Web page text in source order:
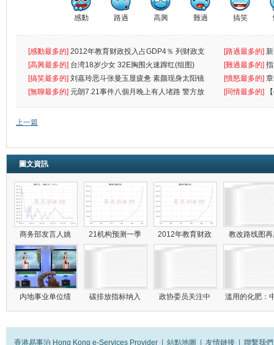
感動 路過 高興 難過 搞笑
[感動最多的] 2012年教育财政投入占GDP4％ 列财政支
出首位
[路過最多的]
[高興最多的] 台湾18岁少女 32E胸围火速蹿红(组图) [難過最多的]
罪
[搞笑最多的] 刘嘉玲恶斗张曼玉显疲惫 素颜现身太阳镜
遮
[憤怒最多的]
[無聊最多的] 元朗7.21事件八個月晚上有人堵路 警方放
催
[同情最多的]
敗
上一篇
圖文資訊
商务部发言人姚 21机构预测一季 2012年教育财政 教改路线图
内地事业单位绩 碳排放指标纳入 政协委员关注中 滥用的化肥：
香港易事泊 Hong Kong e-Services Provider 站點地圖 友情鏈接 聯繫我們